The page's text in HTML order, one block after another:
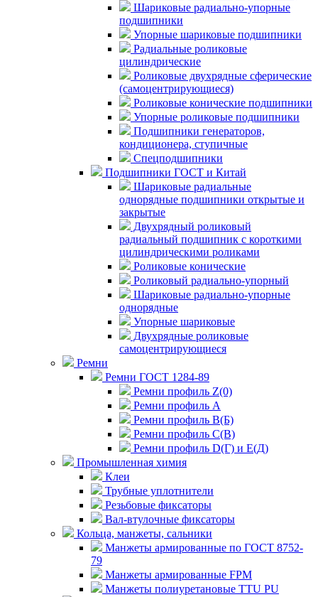
Шариковые радиально-упорные
подшипники
Упорные шариковые подшипники
Радиальные роликовые
цилиндрические
Роликовые двухрядные сферические
(самоцентрирующиеся)
Роликовые конические подшипники
Упорные роликовые подшипники
Подшипники генераторов,
кондиционера, ступичные
Спецподшипники
Подшипники ГОСТ и Китай
Шариковые радиальные
однорядные подшипники открытые и
закрытые
Двухрядный роликовый
радиальный подшипник с короткими
цилиндрическими роликами
Роликовые конические
Роликовый радиально-упорный
Шариковые радиально-упорные
однорядные
Упорные шариковые
Двухрядные роликовые
самоцентрирующиеся
Ремни
Ремни ГОСТ 1284-89
Ремни профиль Z(0)
Ремни профиль А
Ремни профиль В(Б)
Ремни профиль С(В)
Ремни профиль D(Г) и E(Д)
Промышленная химия
Клеи
Трубные уплотнители
Резьбовые фиксаторы
Вал-втулочные фиксаторы
Кольца, манжеты, сальники
Манжеты армированные по ГОСТ 8752-
79
Манжеты армированные FPM
Манжеты полиуретановые TTU PU